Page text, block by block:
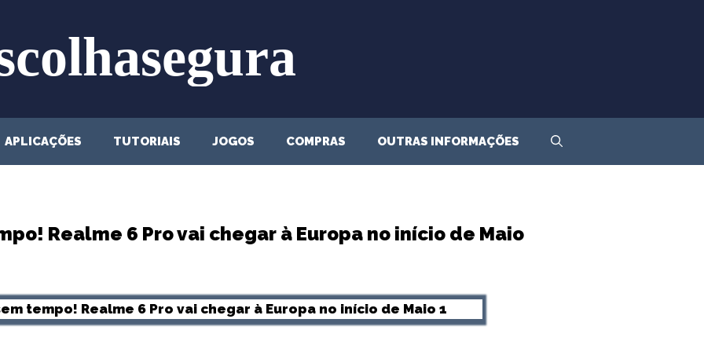
APLICAÇÕES TUTORIAIS JOGOS COMPRAS OUTRAS INFORMAÇÕES
Realme 6 Pro vai chegar à Europa no início de Maio